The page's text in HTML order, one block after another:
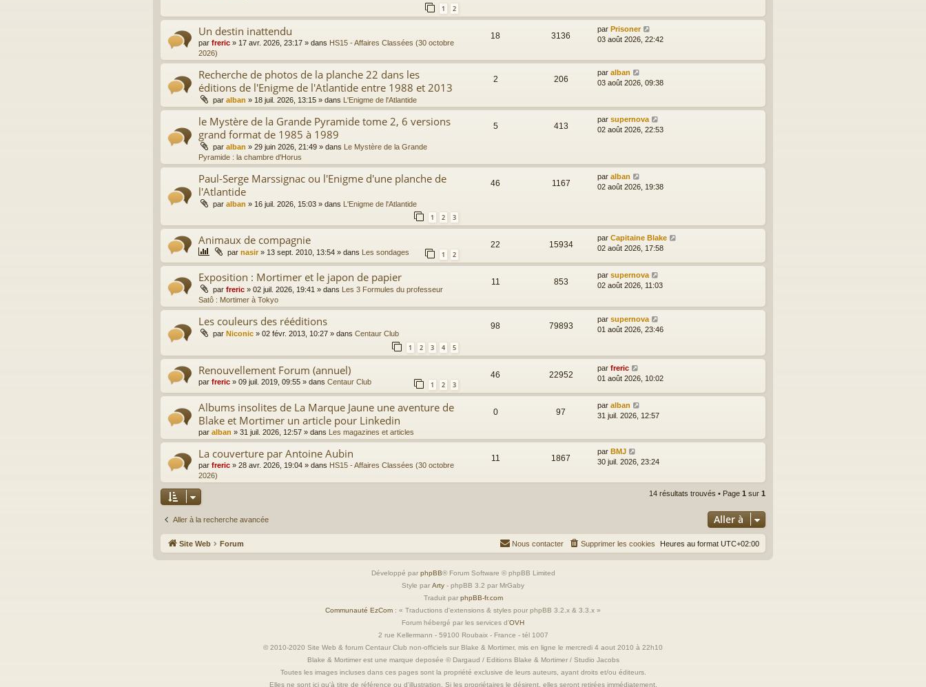
1 2
Un destin inattendu
par freric » 17 avr. 2026, 23:17 » dans HS15 - Affaires Classées (30 octobre
2026)
18 3136
par Prisoner
03 août 2026, 22:42
Recherche de photos de la planche 22 dans les
éditions de l'Enigme de l'Atlantide entre 1988 et 2013
par alban » 18 juil. 2026, 13:15 » dans L'Enigme de l'Atlantide
2 206
par alban
03 août 2026, 09:38
le Mystère de la Grande Pyramide tome 2, 6 versions
grand format de 1985 à 1989
par alban » 29 juin 2026, 21:49 » dans Le Mystère de la Grande
Pyramide : la chambre d'Horus
5 413
par supernova
02 août 2026, 22:53
Paul-Serge Marssignac ou l'Enigme d'une planche de
l'Atlantide
par alban » 16 juil. 2026, 15:03 » dans L'Enigme de l'Atlantide
1 2 3
46 1167
par alban
02 août 2026, 19:38
Animaux de compagnie
par nasir» 13 sept. 2010, 13:54 » dans Les sondages 1 2
22 15934
par Capitaine Blake
02 août 2026, 17:58
Exposition : Mortimer et le japon de papier
par freric » 02 juil. 2026, 19:41 » dans Les 3 Formules du professeur
Satô : Mortimer à Tokyo
11 853
par supernova
02 août 2026, 11:03
Les couleurs des rééditions
par Niconic » 02 févr. 2013, 10:27 » dans Centaur Club
1 2 3 4 5
98 79893
par supernova
01 août 2026, 23:46
Renouvellement Forum (annuel)
par freric » 09 juil. 2019, 09:55 » dans Centaur Club 1 2 3
46 22952
par freric
01 août 2026, 10:02
Albums insolites de La Marque Jaune une aventure de
Blake et Mortimer un article pour Linkedin
par alban » 31 juil. 2026, 12:57 » dans Les magazines et articles
0 97
par alban
31 juil. 2026, 12:57
La couverture par Antoine Aubin
par freric » 28 avr. 2026, 19:04 » dans HS15 - Affaires Classées (30 octobre
2026)
11 1867
par BMJ
30 juil. 2026, 23:24
14 résultats trouvés • Page 1 sur 1
Aller à la recherche avancée Aller à
Site Web Forum Heures au format UTC+02:00
Supprimer les cookies
Nous contacter
Développé par phpBB® Forum Software © phpBB Limited
Style par Arty - phpBB 3.2 par MrGaby
Traduit par phpBB-fr.com
Communauté EzCom : « Traductions d'extensions & styles pour phpBB 3.2.x & 3.3.x »
Forum hébergé par les services d’OVH
2 rue Kellermann - 59100 Roubaix - France - tél 1007
© 2010-2020 Site Web & forum Centaur Club non-officiels sur Blake & Mortimer, mis en ligne le mercredi 4 aout 2010 à 22h10
Blake & Mortimer est une marque deposée © Dargaud / Editions Blake & Mortimer / Studio Jacobs
Toutes les images incluses dans ces pages sont la propriété exclusive de leurs auteurs, ayant droits et/ou éditeurs.
Elles ne sont ici qu'à titre de référence ou d'illustration. Si les propriétaires le désirent, elles seront retirées immédiatement.